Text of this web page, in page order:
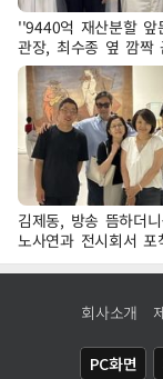
''9440억 재산분할 앞
관장, 최수종 옆 깜짝
김제동, 방송 뜸하더
노사연과 전시회서 포
회사소개
PC화면